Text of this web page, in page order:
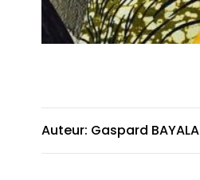
Auteur: Gaspard BAYALA